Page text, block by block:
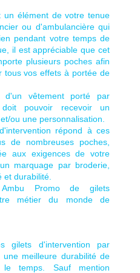
un élément de votre tenue
ou d'ambulancière qui
pendant votre temps de
il est appréciable que cet
plusieurs poches afin
tous vos effets à portée de
d'un vêtement porté par
pouvoir recevoir un
ou une personnalisation.
répond à ces
de nombreuses poches,
aux exigences de votre
marquage par broderie,
et durabilité.
Promo de gilets
métier du monde de
gilets d'intervention par
meilleure durabilité de
temps. Sauf mention